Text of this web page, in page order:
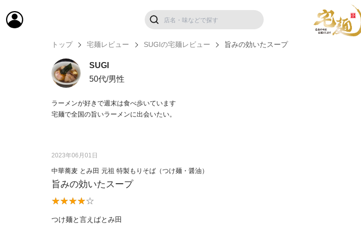
トップ 宅麺レビュー SUGIの宅麺レビュー 旨みの効いたスープ
SUGI
50代/男性
ラーメンが好きで週末は食べ歩いています
宅麺で全国の旨いラーメンに出会いたい。
2023年06月01日
中華蕎麦 とみ田 元祖 特製もりそば（つけ麺・醤油）
旨みの効いたスープ
つけ麺と言えばとみ田